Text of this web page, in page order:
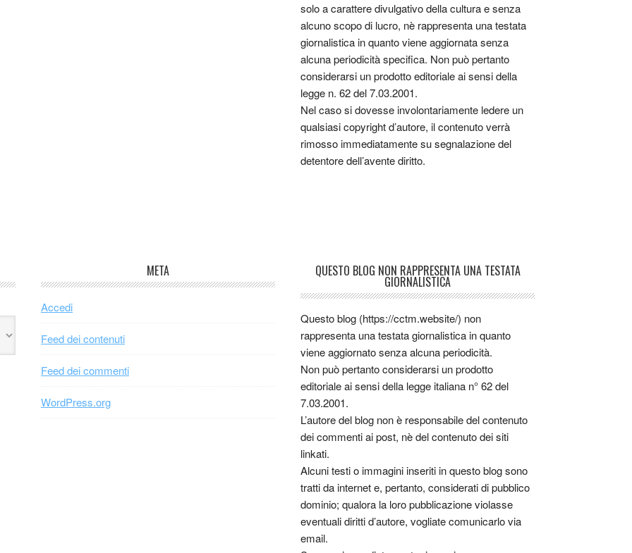
solo a carattere divulgativo della cultura e senza
alcuno scopo di lucro, nè rappresenta una testata
giornalistica in quanto viene aggiornata senza
alcuna periodicità specifica. Non può pertanto
considerarsi un prodotto editoriale ai sensi della
legge n. 62 del 7.03.2001.
Nel caso si dovesse involontariamente ledere un
qualsiasi copyright d’autore, il contenuto verrà
rimosso immediatamente su segnalazione del
detentore dell’avente diritto.
META
Accedi
Feed dei contenuti
Feed dei commenti
WordPress.org
QUESTO BLOG NON RAPPRESENTA UNA TESTATA
GIORNALISTICA
Questo blog (https://cctm.website/) non
rappresenta una testata giornalistica in quanto
viene aggiornato senza alcuna periodicità.
Non può pertanto considerarsi un prodotto
editoriale ai sensi della legge italiana n° 62 del
7.03.2001.
L’autore del blog non è responsabile del contenuto
dei commenti ai post, nè del contenuto dei siti
linkati.
Alcuni testi o immagini inseriti in questo blog sono
tratti da internet e, pertanto, considerati di pubblico
dominio; qualora la loro pubblicazione violasse
eventuali diritti d’autore, vogliate comunicarlo via
email.